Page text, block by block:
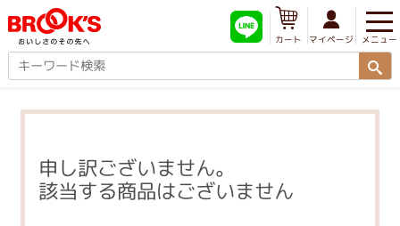
メニュー
マイページ
カート
申し訳ございません。
該当する商品はございません